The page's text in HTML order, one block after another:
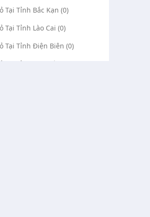
Tại Tỉnh Bắc Kạn (0)
Tại Tỉnh Lào Cai (0)
Tại Tỉnh Điện Biên (0)
Tại Tỉnh Lai Châu (0)